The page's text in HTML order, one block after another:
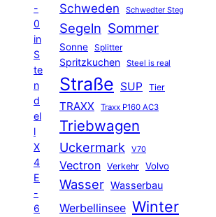
-
0
in
S
te
n
d
el
l
X
4
E
-
6
Schweden Schwedter Steg
Segeln Sommer
Sonne Splitter
Spritzkuchen Steel is real
Straße SUP Tier
TRAXX Traxx P160 AC3
Triebwagen
Uckermark V70
Vectron Verkehr Volvo
Wasser Wasserbau
Werbellinsee Winter